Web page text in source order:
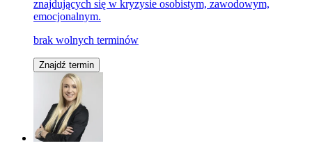
znajdujących się w kryzysie osobistym, zawodowym,
emocjonalnym.
brak wolnych terminów
Znajdź termin